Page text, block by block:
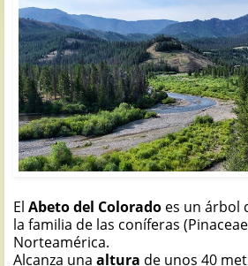
El Abeto del Colorado es un árbol
la familia de las coníferas
Norteamérica.
Alcanza una altura de unos 40